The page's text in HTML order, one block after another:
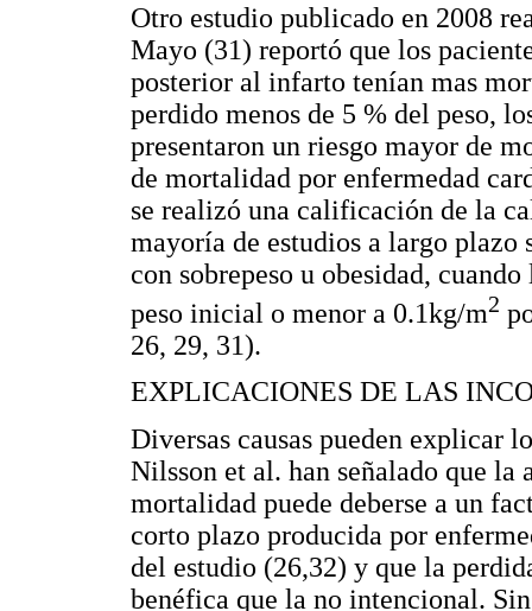
Otro estudio publicado en 2008
Mayo (31) reportó que los
posterior al infarto tenían mas
perdido menos de 5 % del peso,
presentaron un riesgo mayor de
de mortalidad por enfermedad
se realizó una calificación de la
mayoría de estudios a largo plazo
con sobrepeso u obesidad,
peso inicial o menor a 0.1kg/m2
26, 29, 31).
EXPLICACIONES DE LAS
Diversas causas pueden explicar
Nilsson et al. han señalado que la
mortalidad puede deberse a un
corto plazo producida por
del estudio (26,32) y que la
benéfica que la no intencional.